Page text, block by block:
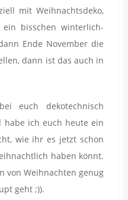
mit Weihnachtsdeko,
bisschen winterlich-
Ende November die
dann ist das auch in
euch dekotechnisch
habe ich euch heute ein
wie ihr es jetzt schon
haben könnt.
von Weihnachten genug
geht ;)).